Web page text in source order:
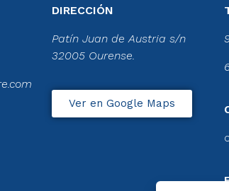
DIRECCIÓN
Patín Juan de Austria s/n
32005 Ourense.
Ver en Google Maps